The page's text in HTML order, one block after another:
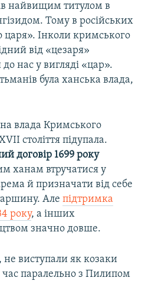
найвищим титулом в
Тому в російських
царя». Інколи кримського
від «цезаря»
нас у вигляді «цар».
була ханська влада,
влада Кримського
століття підупала.
договір 1699 року
ханам втручатися у
й призначати від себе
Але підтримка
року, а інших
значно довше.
, не виступали як козаки
час паралельно з Пилипом